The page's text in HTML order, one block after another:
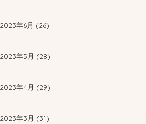
2023年6月 (26)
2023年5月 (28)
2023年4月 (29)
2023年3月 (31)